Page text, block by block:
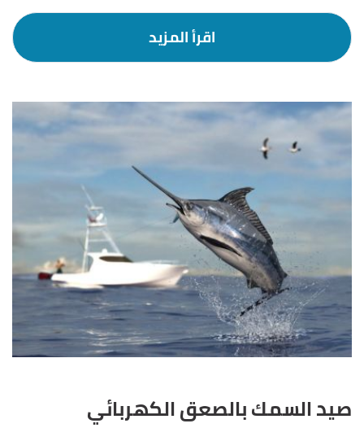
اقرأ المزيد
صيد السمك بالصعق الكهربائي